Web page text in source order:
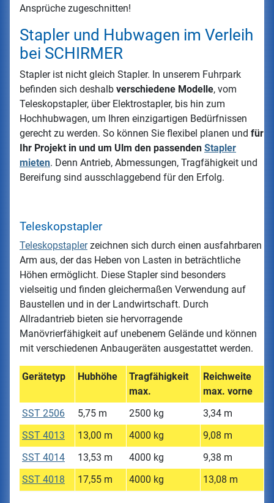
Ansprüche zugeschnitten!
Stapler und Hubwagen im Verleih
bei SCHIRMER
Stapler ist nicht gleich Stapler. In unserem Fuhrpark
befinden sich deshalb verschiedene Modelle, vom
Teleskopstapler, über Elektrostapler, bis hin zum
Hochhubwagen, um Ihren einzigartigen Bedürfnissen
gerecht zu werden. So können Sie flexibel planen und für
Ihr Projekt in und um Ulm den passenden Stapler
mieten. Denn Antrieb, Abmessungen, Tragfähigkeit und
Bereifung sind ausschlaggebend für den Erfolg.
Teleskopstapler
Teleskopstaplerzeichnen sich durch einen ausfahrbaren
Arm aus, der das Heben von Lasten in beträchtliche
Höhen ermöglicht. Diese Stapler sind besonders
vielseitig und finden gleichermaßen Verwendung auf
Baustellen und in der Landwirtschaft. Durch
Allradantrieb bieten sie hervorragende
Manövrierfähigkeit auf unebenem Gelände und können
mit verschiedenen Anbaugeräten ausgestattet werden.
Gerätetyp Hubhöhe
Tragfähigkeit
max.
Reichweite
max. vorne
SST 2506
5,75 m 2500 kg
3,34 m
SST 4013
13,00 m 4000 kg
9,08 m
SST 4014
13,53 m 4000 kg
9,38 m
SST 4018
17,55 m 4000 kg 13,08 m